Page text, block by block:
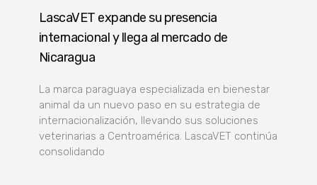
LascaVET expande su presencia
internacional y llega al mercado de
Nicaragua
La marca paraguaya especializada en bienestar
animal da un nuevo paso en su estrategia de
internacionalización, llevando sus soluciones
veterinarias a Centroamérica. LascaVET continúa
consolidando